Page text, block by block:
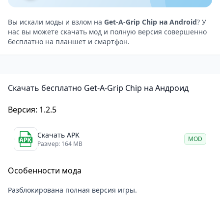
Спасение роботов-батареек разблокирует новые
зоны.
Система достижений и кастомизации внешнего
вида Чипа.
Развитие и испытания
батарейных ботов, ты открываешь новые участки
фабрики и получаешь доступ к дополнительным
задачам. Для настоящих фанатов — гонка за
каждом уровне. Игра поощряет переигрывание и
поиск коротких путей.
Вы искали моды и взлом на Get-A-Grip Chip на Android? У
нас вы можете скачать мод и полную версия совершенно
бесплатно на планшет и смартфон.
Скачать бесплатно Get-A-Grip Chip на Андроид
Версия: 1.2.5
Скачать APK
Размер: 164 MB
MOD
Особенности мода
Разблокирована полная версия игры.